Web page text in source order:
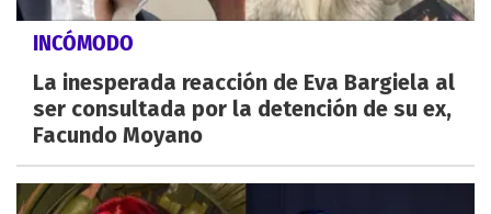
INCÓMODO
La inesperada reacción de Eva Bargiela al
ser consultada por la detención de su ex,
Facundo Moyano